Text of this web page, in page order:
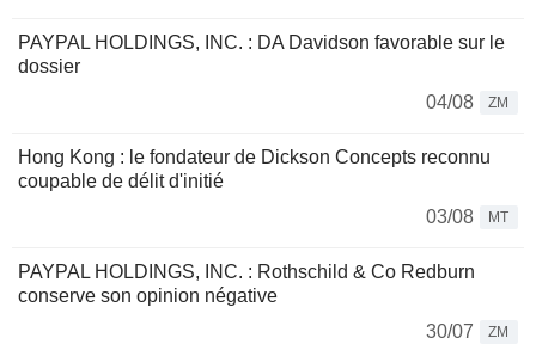
PAYPAL HOLDINGS, INC. : DA Davidson favorable sur le
dossier
04/08
ZM
Hong Kong : le fondateur de Dickson Concepts reconnu
coupable de délit d'initié
03/08
MT
PAYPAL HOLDINGS, INC. : Rothschild & Co Redburn
conserve son opinion négative
30/07
ZM